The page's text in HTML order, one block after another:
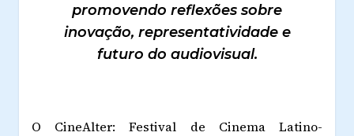
promovendo reflexões sobre
inovação, representatividade e
futuro do audiovisual.
O CineAlter: Festival de Cinema Latino-